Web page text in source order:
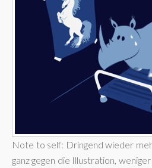
Note to self: Dringend wieder
ganz gegen die Illustration,